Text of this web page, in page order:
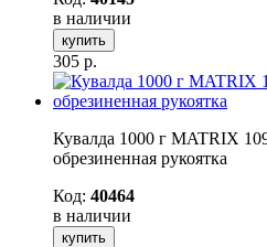
в наличии
купить
305 р.
Кувалда 1000 г MATRIX
обрезиненная рукоятка
Код: 40464
в наличии
купить